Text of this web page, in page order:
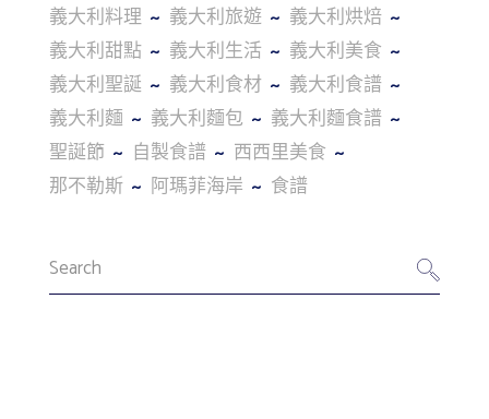
義大利料理
義大利旅遊
義大利烘焙
義大利甜點
義大利生活
義大利美食
義大利聖誕
義大利食材
義大利食譜
義大利麵
義大利麵包
義大利麵食譜
聖誕節
自製食譜
西西里美食
那不勒斯
阿瑪菲海岸 食譜
Search
for: